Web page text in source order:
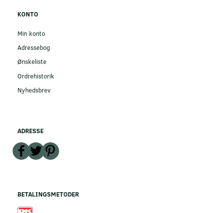
KONTO
Min konto
Adressebog
Ønskeliste
Ordrehistorik
Nyhedsbrev
ADRESSE
BETALINGSMETODER